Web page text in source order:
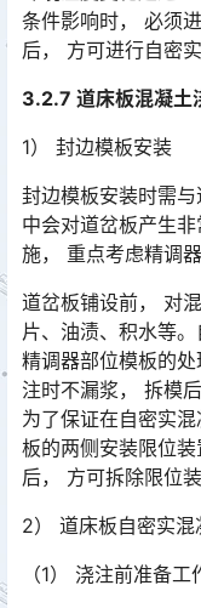
条件影响时， 必须
后， 方可进行自密
3.2.7 道床板混凝土
1） 封边模板安装
封边模板安装时需
中会对道岔板产生
施， 重点考虑精调
道岔板铺设前， 对
片、油渍、积水等
精调器部位模板的
注时不漏浆， 拆模
为了保证在自密实
板的两侧安装限位
后， 方可拆除限位装
2） 道床板自密实混
（1） 浇注前准备工